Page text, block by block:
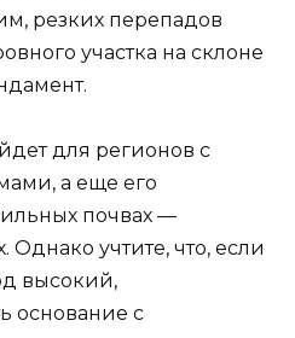
резких перепадов
участка на склоне
для регионов с
а еще его
почвах —
Однако учтите, что, если
высокий,
основание с